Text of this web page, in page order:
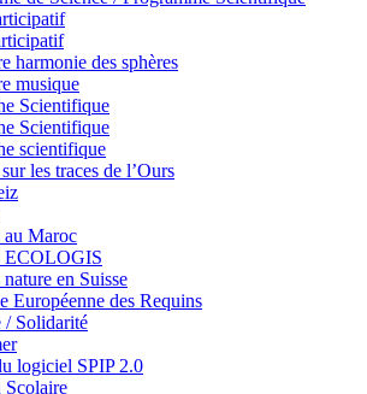
harmonie des sphères
musique
Scientifique
Scientifique
scientifique
les traces de l’Ours
au Maroc
ECOLOGIS
nature en Suisse
Européenne des Requins
/ Solidarité
logiciel SPIP 2.0
Scolaire